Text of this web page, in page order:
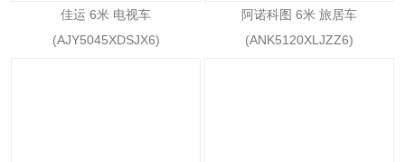
佳运 6米 电视车
(AJY5045XDSJX6)
阿诺科图 6米 旅居车
(ANK5120XLJZZ6)